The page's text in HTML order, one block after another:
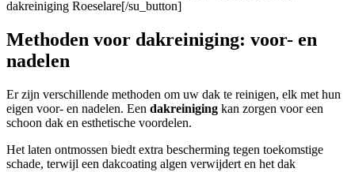
dakreiniging Roeselare[/su_button]
Methoden voor dakreiniging: voor- en
nadelen
Er zijn verschillende methoden om uw dak te reinigen, elk met hun
eigen voor- en nadelen. Een dakreiniging kan zorgen voor een
schoon dak en esthetische voordelen.
Het laten ontmossen biedt extra bescherming tegen toekomstige
schade, terwijl een dakcoating algen verwijdert en het dak